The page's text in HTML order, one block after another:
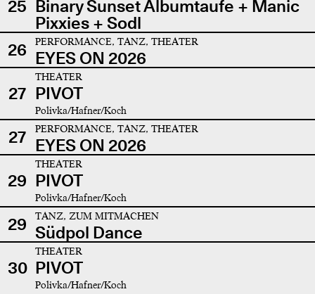
25 Binary Sunset Albumtaufe + Manic
Pixxies + Sodl
26
PERFORMANCE, TANZ, THEATER
EYES ON 2026
27
THEATER
PIVOT
Polivka/Hafner/Koch
27 PERFORMANCE, TANZ, THEATER
EYES ON 2026
29
THEATER
PIVOT
Polivka/Hafner/Koch
29 TANZ, ZUM MITMACHEN
Südpol Dance
30
THEATER
PIVOT
Polivka/Hafner/Koch